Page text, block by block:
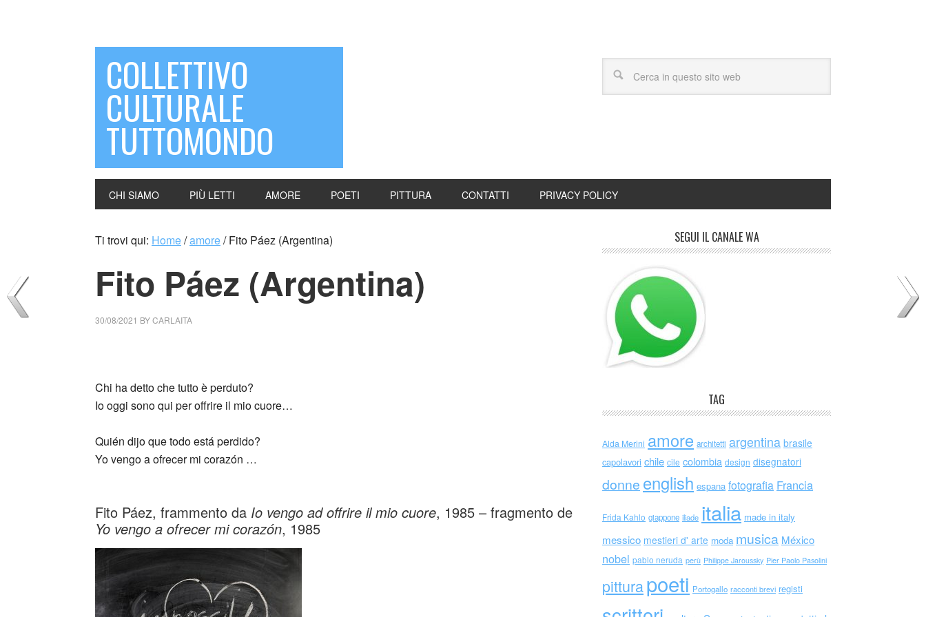
COLLETTIVO
CULTURALE
TUTTOMONDO
CHI SIAMO PIÙ LETTI AMORE POETI PITTURA CONTATTI PRIVACY POLICY
Ti trovi qui: Home/amore/Fito Páez (Argentina)
Fito Páez (Argentina)
30/08/2021 BYCARLAITA
Chi ha detto che tutto è perduto? ‎
Io oggi sono qui per offrire il mio cuore…
Quién dijo que todo está perdido?
Yo vengo a ofrecer mi corazón …
Fito Páez, frammento da Io vengo ad offrire il mio cuore, 1985 – fragmento de
Yo vengo a ofrecer mi corazón, 1985
SEGUI IL CANALE WA
TAG
Alda Merini amore architetti argentina brasile
capolavori chile cile colombia design disegnatori
donne english espana fotografia Francia
Frida Kahlo giappone iliade italia made in italy
messico mestieri d' arte moda musica México
nobel pablo neruda perù Philippe Jaroussky Pier Paolo Pasolini
pitturapoeti Portogallo racconti brevi registi